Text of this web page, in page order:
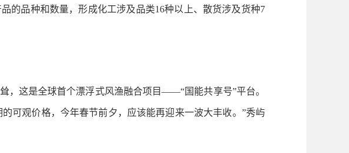
的品种和数量，形成化工涉及品类16种以上、散货涉及货种7
这是全球首个漂浮式风渔融合项目——“国能共享号”平台。
可观价格，今年春节前夕，应该能再迎来一波大丰收。”秀屿